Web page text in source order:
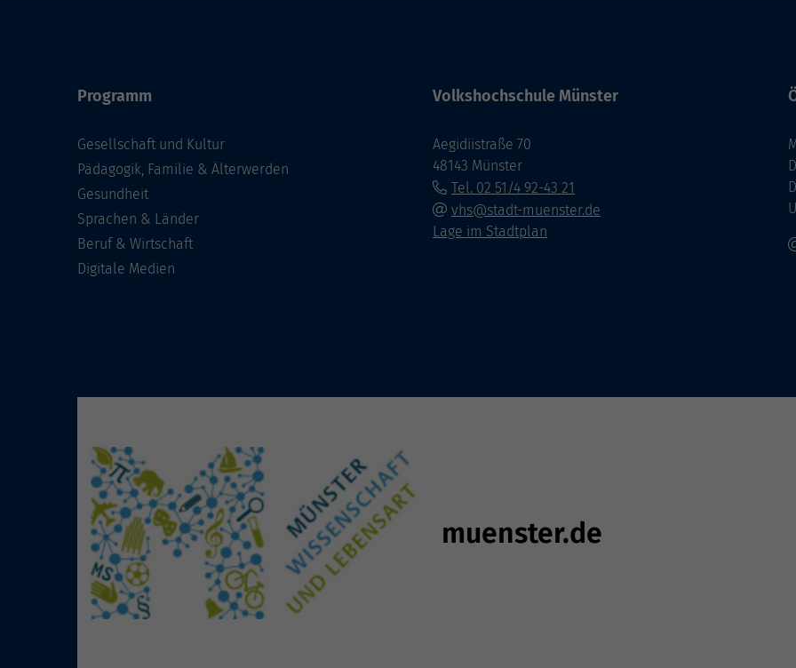
Programm
Gesellschaft und Kultur
Pädagogik, Familie & Älterwerden
Gesundheit
Sprachen & Länder
Beruf & Wirtschaft
Digitale Medien
Volkshochschule Münster
Aegidiistraße 70
48143 Münster
Tel. 02 51/4 92-43 21
vhs@stadt-muenster.de
Lage im Stadtplan
muenster.de